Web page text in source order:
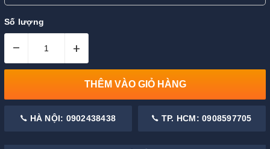
Số lượng
– +
THÊM VÀO GIỎ HÀNG
HÀ NỘI: 0902438438 TP. HCM: 0908597705